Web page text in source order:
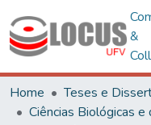
&
Home
Teses e